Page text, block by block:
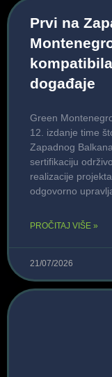
Prvi na
događaje
Green
12. izdanje time
Zapadnog
sertifikaciju
realizacije
odgovorno
PROČITAJ VIŠE »
21/07/2026